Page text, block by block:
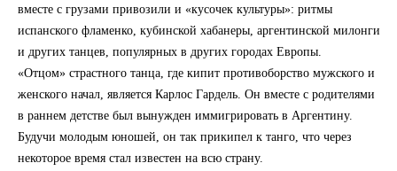
вместе с грузами привозили и «кусочек культуры»: ритмы
испанского фламенко, кубинской хабанеры, аргентинской милонги
и других танцев, популярных в других городах Европы.
«Отцом» страстного танца, где кипит противоборство мужского и
женского начал, является Карлос Гардель. Он вместе с родителями
в раннем детстве был вынужден иммигрировать в Аргентину.
Будучи молодым юношей, он так прикипел к танго, что через
некоторое время стал известен на всю страну.